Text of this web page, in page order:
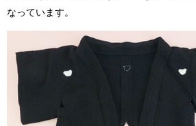
なっています。